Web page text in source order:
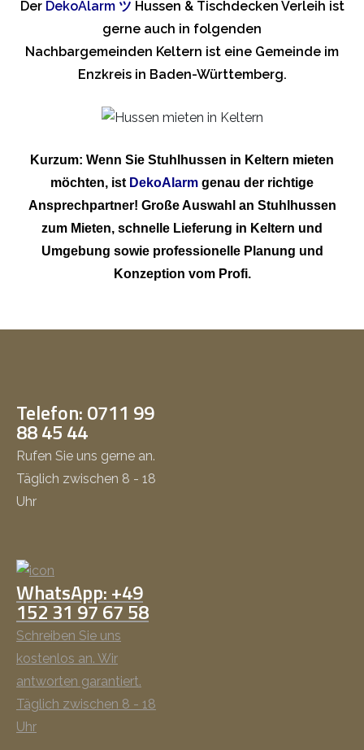
Der DekoAlarm ツ Hussen & Tischdecken Verleih ist
gerne auch in folgenden
Nachbargemeinden Keltern ist eine Gemeinde im
Enzkreis in Baden-Württemberg.
Kurzum: Wenn Sie Stuhlhussen in Keltern mieten
möchten, ist DekoAlarm genau der richtige
Ansprechpartner! Große Auswahl an Stuhlhussen
zum Mieten, schnelle Lieferung in Keltern und
Umgebung sowie professionelle Planung und
Konzeption vom Profi.
Telefon: 0711 99
88 45 44
Rufen Sie uns gerne an.
Täglich zwischen 8 - 18
Uhr
WhatsApp: +49
152 31 97 67 58
Schreiben Sie uns
kostenlos an. Wir
antworten garantiert.
Täglich zwischen 8 - 18
Uhr